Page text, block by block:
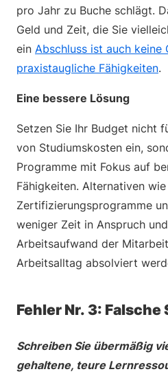
pro Jahr zu Buche schlägt.
Geld und Zeit, die Sie
ein Abschluss ist auch keine
praxistaugliche Fähigkeiten.
Eine bessere Lösung
Setzen Sie Ihr Budget nicht
von Studiumskosten ein,
Programme mit Fokus auf
Fähigkeiten. Alternativen
Zertifizierungsprogramme
weniger Zeit in Anspruch
Arbeitsaufwand der
Arbeitsalltag absolviert
Fehler Nr. 3:
Schreiben Sie übermäßig
gehaltene, teure